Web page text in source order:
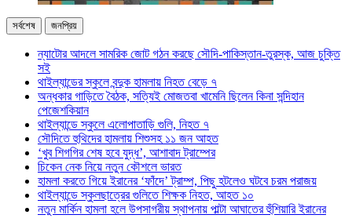
সর্বশেষ জনপ্রিয়
ন্যাটোর আদলে সামরিক জোট গঠন করছে সৌদি-পাকিস্তান-তুরস্ক, আজ চুক্তি
সই
থাইল্যান্ডের স্কুলে বন্দুক হামলায় নিহত বেড়ে ৭
অন্ধকার গাড়িতে বৈঠক, সত্যিই মোজতবা খামেনি ছিলেন কিনা সন্দিহান
পেজেশকিয়ান
থাইল্যান্ডে স্কুলে এলোপাতাড়ি গুলি, নিহত ৭
সৌদিতে হুথিদের হামলায় শিশুসহ ১১ জন আহত
‘খুব শিগগির শেষ হবে যুদ্ধ’, আশাবাদ ট্রাম্পের
চিকেন নেক নিয়ে নতুন কৌশলে ভারত
হামলা করতে গিয়ে ইরানের ‘ফাঁদে’ ট্রাম্প, পিছু হটলেও ঘটবে চরম পরাজয়
থাইল্যান্ডে স্কুলছাত্রের গুলিতে শিক্ষক নিহত, আহত ১০
নতুন মার্কিন হামলা হলে উপসাগরীয় স্থাপনায় পাল্টা আঘাতের হুঁশিয়ারি ইরানের